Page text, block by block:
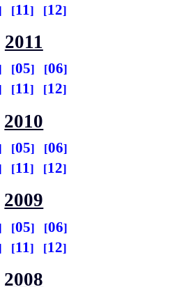
11 12
2011
05
06
11 12
2010
05
06
11 12
2009
05
06
11 12
2008